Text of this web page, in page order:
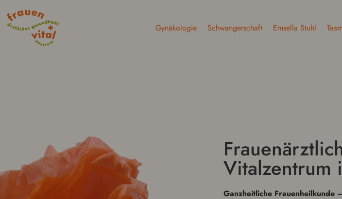
Gynäkolo­gie Schwanger­schaft Emsella Stuhl
Vitalzen­trum
Ganzheitliche Frauen­heilkunde